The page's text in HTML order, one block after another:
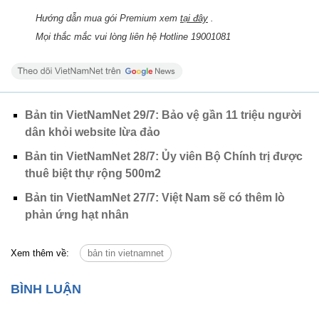
Hướng dẫn mua gói Premium xem tại đây .
Mọi thắc mắc vui lòng liên hệ Hotline 19001081
Bản tin VietNamNet 29/7: Bảo vệ gần 11 triệu người
dân khỏi website lừa đảo
Bản tin VietNamNet 28/7: Ủy viên Bộ Chính trị được
thuê biệt thự rộng 500m2
Bản tin VietNamNet 27/7: Việt Nam sẽ có thêm lò
phản ứng hạt nhân
Xem thêm về: bản tin vietnamnet